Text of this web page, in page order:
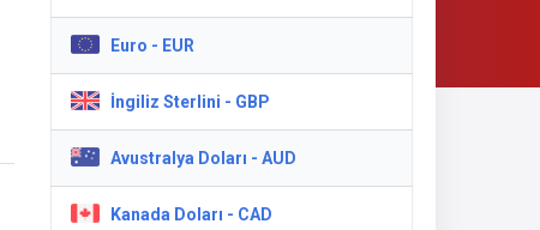
Euro - EUR
İngiliz Sterlini - GBP
Avustralya Doları - AUD
Kanada Doları - CAD